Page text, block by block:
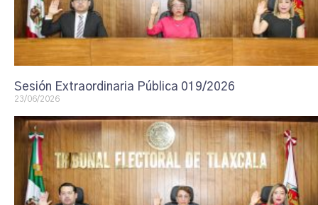
Sesión Extraordinaria Pública 019/2026
23/06/2026